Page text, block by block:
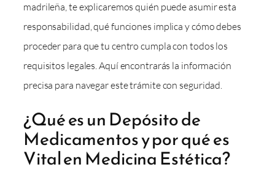
madrileña, te explicaremos quién puede asumir esta
responsabilidad, qué funciones implica y cómo debes
proceder para que tu centro cumpla con todos los
requisitos legales. Aquí encontrarás la información
precisa para navegar este trámite con seguridad.
¿Qué es un Depósito de
Medicamentos y por qué es
Vital en Medicina Estética?